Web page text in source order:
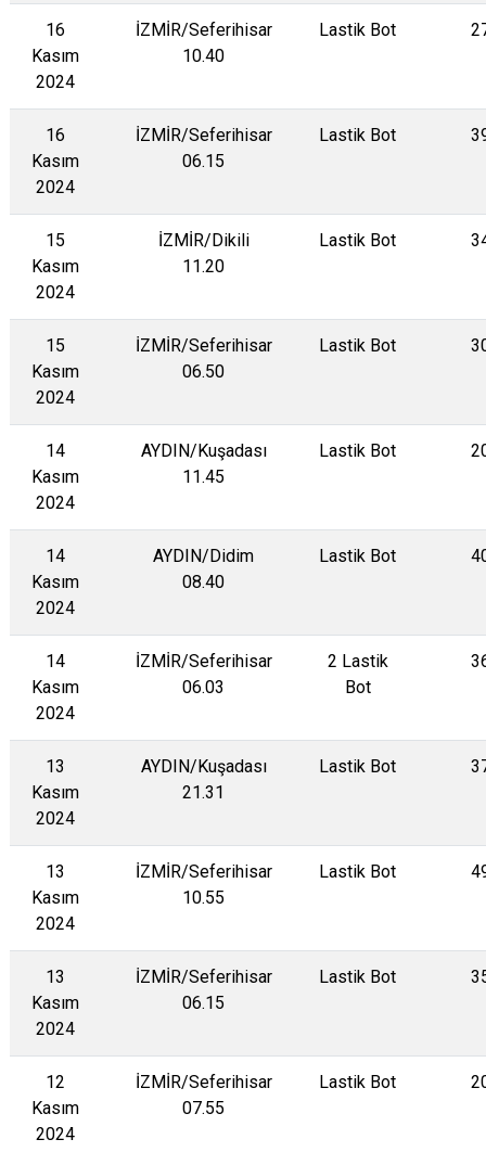
16
Kasım
2024
İZMİR/Seferihisar
10.40
Lastik Bot
16
Kasım
2024
İZMİR/Seferihisar
06.15
Lastik Bot
15
Kasım
2024
İZMİR/Dikili
11.20
Lastik Bot
15
Kasım
2024
İZMİR/Seferihisar
06.50
Lastik Bot
14
Kasım
2024
AYDIN/Kuşadası
11.45
Lastik Bot
14
Kasım
2024
AYDIN/Didim
08.40
Lastik Bot
14
Kasım
2024
İZMİR/Seferihisar
06.03
2 Lastik
Bot
13
Kasım
2024
AYDIN/Kuşadası
21.31
Lastik Bot
13
Kasım
2024
İZMİR/Seferihisar
10.55
Lastik Bot
13
Kasım
2024
İZMİR/Seferihisar
06.15
Lastik Bot
12
Kasım
2024
İZMİR/Seferihisar
07.55
Lastik Bot